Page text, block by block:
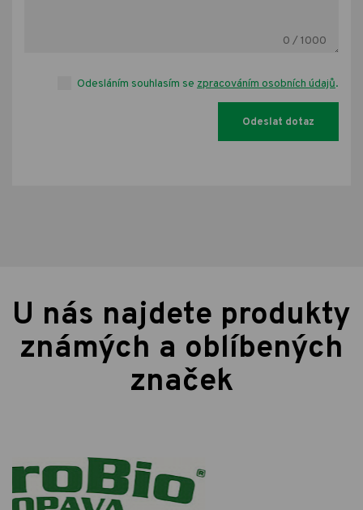
0 / 1000
Odesláním souhlasím se zpracováním osobních údajů.
U nás najdete produkty
známých a oblíbených
značek